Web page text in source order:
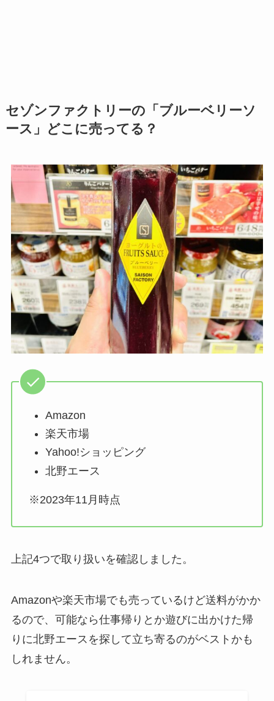
セゾンファクトリーの「ブルーベリーソ
ース」どこに売ってる？
Amazon
楽天市場
Yahoo!ショッピング
北野エース
※2023年11月時点
上記4つで取り扱いを確認しました。
Amazonや楽天市場でも売っているけど送料がかか
るので、可能なら仕事帰りとか遊びに出かけた帰
りに北野エースを探して立ち寄るのがベストかも
しれません。